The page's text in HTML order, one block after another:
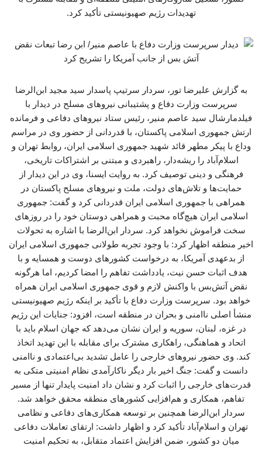
تهدیدات رژیم صهیونیستی تأکید کرد.
به گزارش علیرضا تور، سردار سرتیپ پاسدار سید مجید ابن‌الرضا
سرپرست وزارت دفاع و پشتیبانی نیروهای مسلح در دیدار با
فیلدمارشال سید عاصم منیر، رئیس ستاد نیروهای دفاعی و فرمانده
ارتش جمهوری اسلامی پاکستان، با قدردانی از حضور وی در مراسم
وداع با پیکر مطهر قائد شهید جمهوری اسلامی ایران، روابط تهران و
اسلام‌آباد را ریشه‌دار، راهبردی و مبتنی بر اشتراکات تاریخی،
فرهنگی و دینی توصیف کرد. به روایت ایسنا، وی در این دیدار از
حمایت‌ها و تلاش‌های دولت، ملت و نیروهای مسلح پاکستان در
همراهی با جمهوری اسلامی ایران قدردانی کرد و گفت: جمهوری
اسلامی ایران هیچ‌گاه محبت و همراهی دوستان خود را در روزهای
سخت فراموش نخواهد کرد. سردار ابن‌الرضا با اشاره به تحولات
اخیر منطقه اظهار کرد: با وجود تجربه طولانی جمهوری اسلامی ایران
از بدعهدی آمریکا، به درخواست کشورهای دوست و همسایه و با
هدف اثبات حسن نیت، یادداشت تفاهم را امضا کردیم، اما هرگونه
نقض آتش‌بس با واکنش لازم و قوی جمهوری اسلامی ایران همراه
خواهد بود. سرپرست وزارت دفاع با تأکید بر اینکه رژیم صهیونیستی
منشأ اصلی ناامنی و بحران در منطقه است، افزود: جنایات این رژیم
در غزه، لبنان، سوریه و ایران نشان می‌دهد که جهان اسلام باید با
اتحاد و هماهنگی، راهکاری مشترک برای مقابله با این تهدید اتخاذ
کند. وی حضور نیروهای خارجی را عامل تشدید بی‌اعتمادی و ناامنی
دانست و گفت: جنگ اخیر بار دیگر ناکارآمدی نظام امنیتی متکی به
قدرت‌های خارجی را اثبات کرد و نشان داد امنیت پایدار تنها از مسیر
تفاهم، همکاری و هم‌افزایی کشورهای منطقه محقق خواهد شد.
سردار ابن‌الرضا همچنین بر توسعه همکاری‌های دفاعی و نظامی
تهران و اسلام‌آباد تأکید کرد و اظهار داشت: ارتقای تعاملات دفاعی
میان دو کشور، ضمن افزایش اعتماد متقابل، به تحکیم امنیت